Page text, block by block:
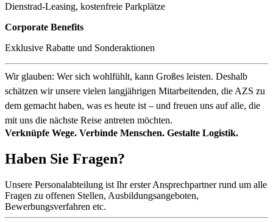
Dienstrad-Leasing, kostenfreie Parkplätze
Corporate Benefits
Exklusive Rabatte und Sonderaktionen
Wir glauben: Wer sich wohlfühlt, kann Großes leisten. Deshalb
schätzen wir unsere vielen langjährigen Mitarbeitenden, die AZS zu
dem gemacht haben, was es heute ist – und freuen uns auf alle, die
mit uns die nächste Reise antreten möchten.
Verknüpfe Wege. Verbinde Menschen. Gestalte Logistik.
Haben Sie Fragen?
Unsere Personalabteilung ist Ihr erster Ansprechpartner rund um alle
Fragen zu offenen Stellen, Ausbildungsangeboten,
Bewerbungsverfahren etc.